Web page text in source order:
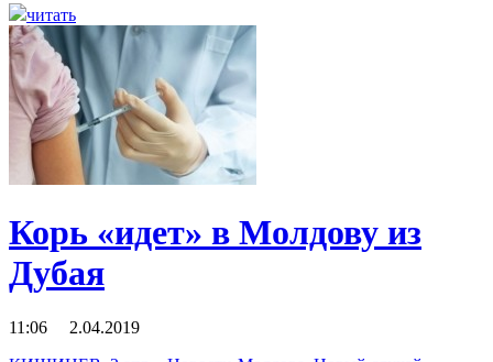
читать
Корь «идет» в Молдову из
Дубая
11:06 2.04.2019